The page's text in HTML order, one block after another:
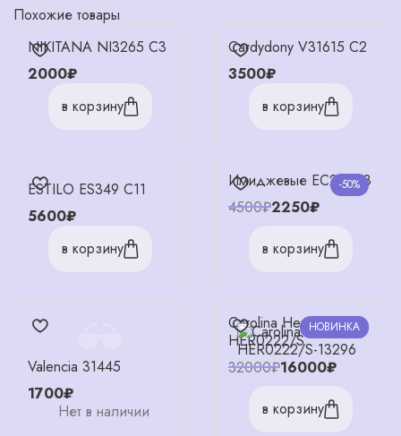
Похожие товары
NIKITANA NI3265 C3
2000₽
в корзину
Cardydony V31615 C2
3500₽
в корзину
ESTILO ES349 C11
5600₽
в корзину
-50%
Имиджевые EC26008
4500₽2250₽
в корзину
Valencia 31445
1700₽
Нет в наличии
НОВИНКА
-50%
Carolina Herrera
HER0222/S
32000₽16000₽
в корзину